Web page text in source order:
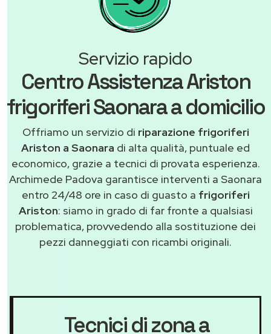
Servizio rapido
Centro Assistenza Ariston
frigoriferi Saonara a domicilio
Offriamo un servizio di riparazione frigoriferi
Ariston a Saonara di alta qualità, puntuale ed
economico, grazie a tecnici di provata esperienza.
Archimede Padova garantisce interventi a Saonara
entro 24/48 ore in caso di guasto a frigoriferi
Ariston: siamo in grado di far fronte a qualsiasi
problematica, provvedendo alla sostituzione dei
pezzi danneggiati con ricambi originali.
Tecnici di zona a